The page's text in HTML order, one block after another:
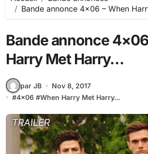
Bande annonce 4×06 – When
Bande annonce
Harry Met Harry…
par JB
Nov 8, 2017
#4x06 #When Harry Met Harry...